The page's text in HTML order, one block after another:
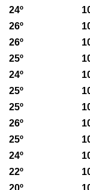
24º
26º
26º
25º
24º
25º
25º
26º
25º
24º
22º